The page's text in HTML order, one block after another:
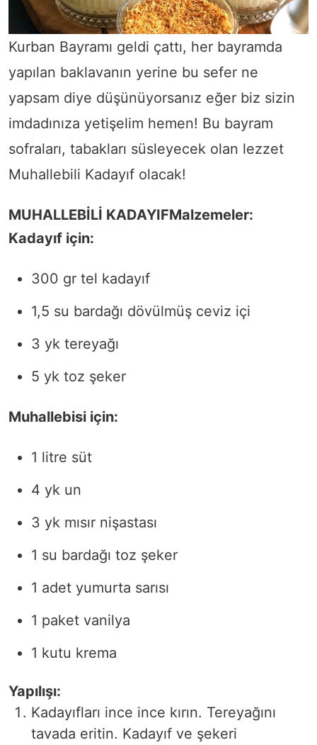
Kurban Bayramı geldi çattı, her bayramda
yapılan baklavanın yerine bu sefer ne
yapsam diye düşünüyorsanız eğer biz sizin
imdadınıza yetişelim hemen! Bu bayram
sofraları, tabakları süsleyecek olan lezzet
Muhallebili Kadayıf olacak!
MUHALLEBİLİ KADAYIFMalzemeler:
Kadayıf için:
300 gr tel kadayıf
1,5 su bardağı dövülmüş ceviz içi
3 yk tereyağı
5 yk toz şeker
Muhallebisi için:
1 litre süt
4 yk un
3 yk mısır nişastası
1 su bardağı toz şeker
1 adet yumurta sarısı
1 paket vanilya
1 kutu krema
Yapılışı:
Kadayıfları ince ince kırın. Tereyağını
tavada eritin. Kadayıf ve şekeri